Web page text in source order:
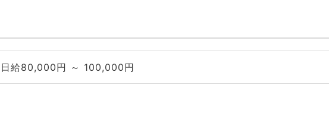
日給80,000円 ～ 100,000円